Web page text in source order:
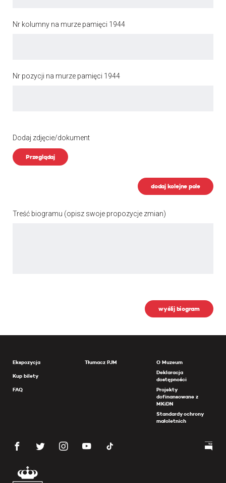
Nr kolumny na murze pamięci 1944
Nr pozycji na murze pamięci 1944
Dodaj zdjęcie/dokument
Przeglądaj
dodaj kolejne pole
Treść biogramu (opisz swoje propozycje zmian)
wyślij biogram
Ekspozycja
Kup bilety
FAQ
Tłumacz PJM
O Muzeum
Deklaracja
dostępności
Projekty
dofinansowane z
MKiDN
Standardy ochrony
małoletnich